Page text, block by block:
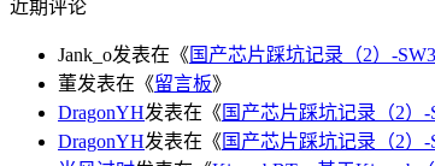
近期评论
Jank_o发表在《 国产芯片踩坑记录（2）-
董发表在《留言板》
DragonYH发表在《 国产芯片踩坑记录（2）-
DragonYH发表在《 国产芯片踩坑记录（2）-